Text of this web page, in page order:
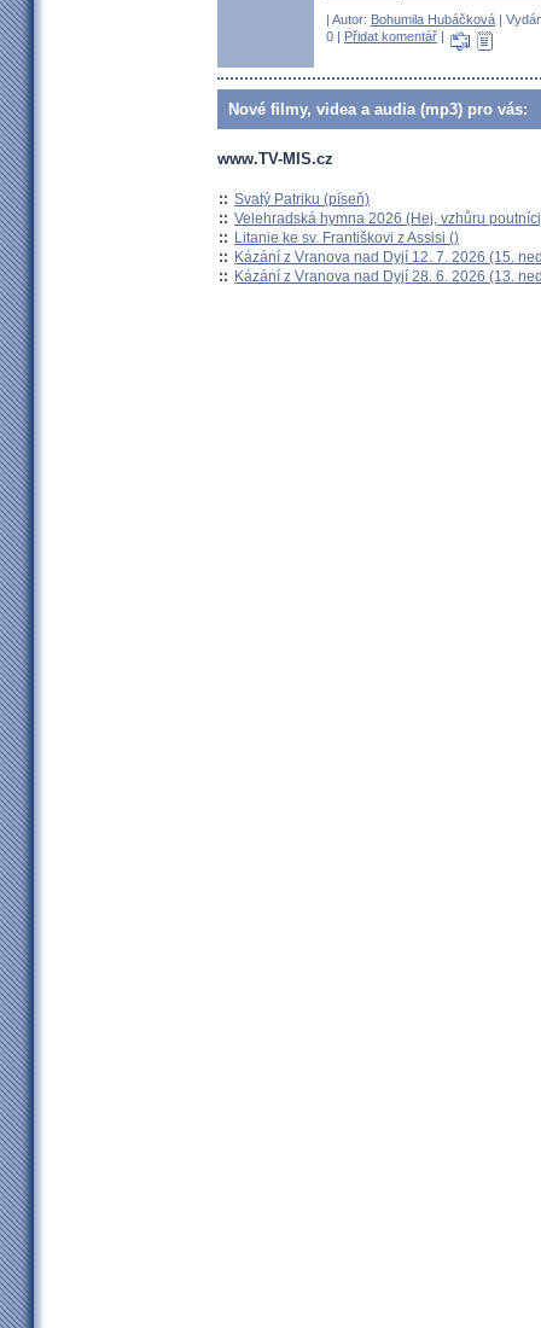
| Autor: Bohumila Hubáčková |
0 | Přidat komentář |
Nové filmy, videa a audia (mp3) pro vás:
www.TV-MIS.cz
:: Svatý Patriku (píseň)
:: Velehradská hymna 2026 (Hej, vzhůru
:: Litanie ke sv. Františkovi z Assisi ()
:: Kázání z Vranova nad Dyjí 12. 7. 2026 (15.
:: Kázání z Vranova nad Dyjí 28. 6. 2026 (13.